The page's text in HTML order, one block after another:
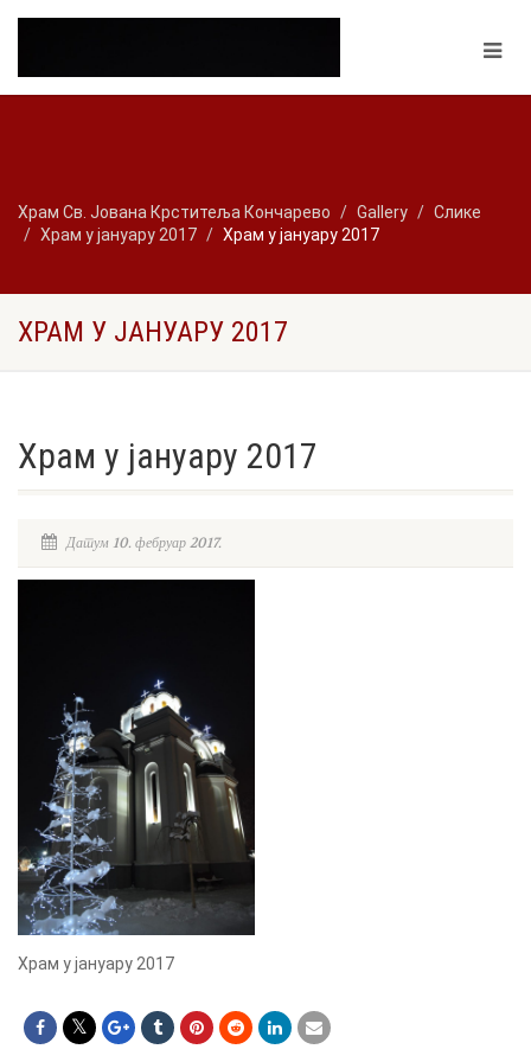
Храм Св. Јована Крститеља Кончарево Gallery
Слике
Храм у јануару 2017
Храм у јануару 2017
ХРАМ У ЈАНУАРУ 2017
Храм у јануару 2017
Датум 10. фебруар 2017.
Храм у јануару 2017